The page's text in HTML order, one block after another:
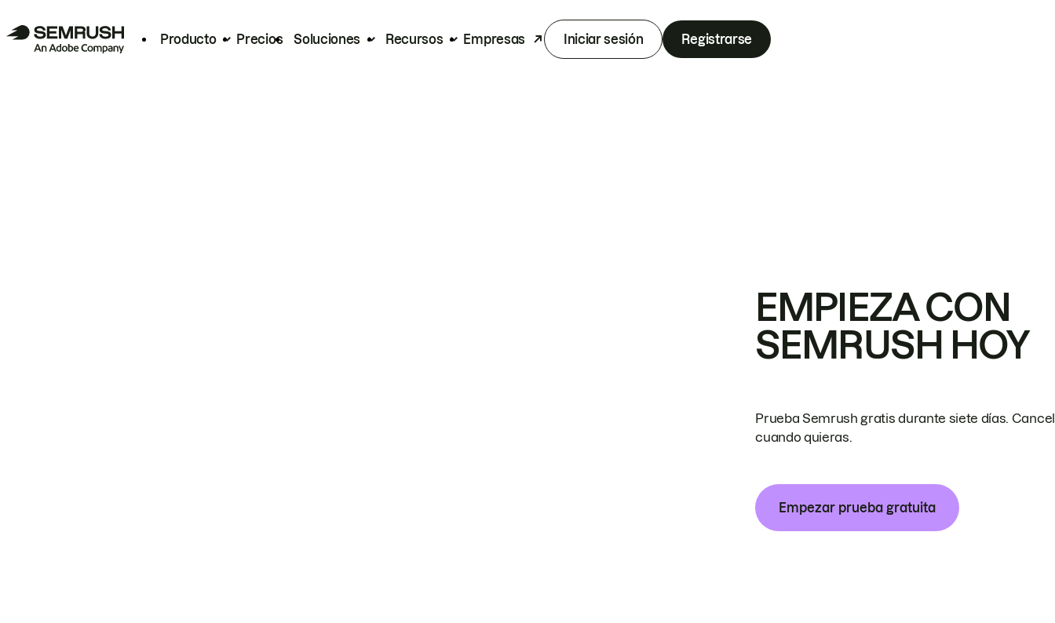
Producto Precios Soluciones Recursos Empresas Iniciar sesión Registrarse
EMPIEZA CON
SEMRUSH HOY
Prueba Semrush gratis durante siete días.
cuando quieras.
Empezar prueba gratuita